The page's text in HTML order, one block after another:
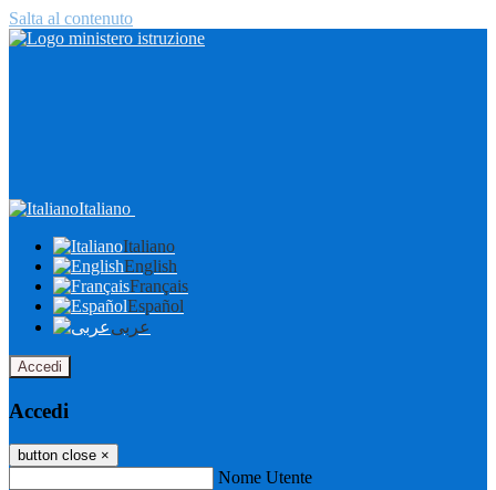
Salta al contenuto
Italiano
Italiano
English
Français
Español
عربى
Accedi
Accedi
button close ×
Nome Utente